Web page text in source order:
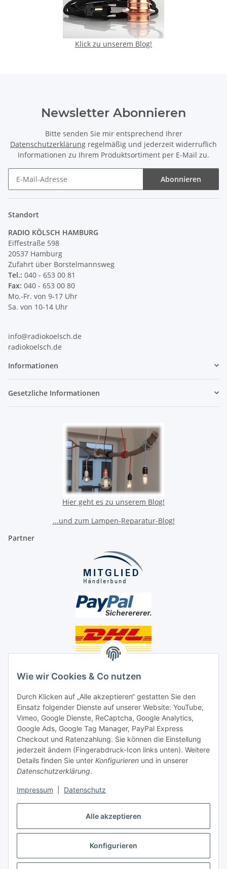
Alle akzeptieren
Konfigurieren
Wie wir Cookies & Co nutzen
Durch Klicken auf „Alle akzeptieren“ gestatten Sie den
Einsatz folgender Dienste auf unserer Website: YouTube,
Vimeo, Google Dienste, ReCaptcha, Google Analytics,
Google Ads, Google Tag Manager, PayPal Express
Checkout und Ratenzahlung. Sie können die Einstellung
jederzeit ändern (Fingerabdruck-Icon links unten). Weitere
Details finden Sie unter Konfigurieren und in unserer
Datenschutzerklärung.
Impressum Datenschutz
Klick zu unserem Blog!
Newsletter Abonnieren
Bitte senden Sie mir entsprechend Ihrer
Datenschutzerklärung regelmäßig und jederzeit widerruflich
Informationen zu Ihrem Produktsortiment per E-Mail zu.
Abonnieren
Standort
RADIO KÖLSCH HAMBURG
Eiffestraße 598
20537 Hamburg
Zufahrt über Borstelmannsweg
Tel.: 040 - 653 00 81
Fax: 040 - 653 00 80
Mo.-Fr. von 9-17 Uhr
Sa. von 10-14 Uhr
info@radiokoelsch.de
radiokoelsch.de
Informationen
Gesetzliche Informationen
Hier geht es zu unserem Blog!
...und zum Lampen-Reparatur-Blog!
Partner
Social Media
Unsere Dienstleistungen
Lampenreparatur
Lichtservice für Senioren
Vertrag widerrufen
* Alle Preise inkl. gesetzlicher USt., ** siehe Lieferbedingungen, zzgl.
Versand